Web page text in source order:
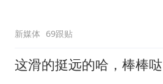
新媒体 69跟贴
这滑的挺远的哈，棒棒哒